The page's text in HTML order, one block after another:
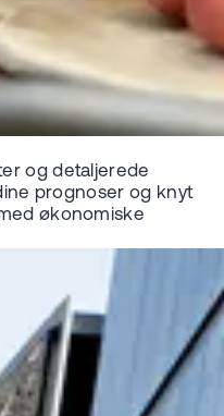
og detaljerede
prognoser og knyt
økonomiske